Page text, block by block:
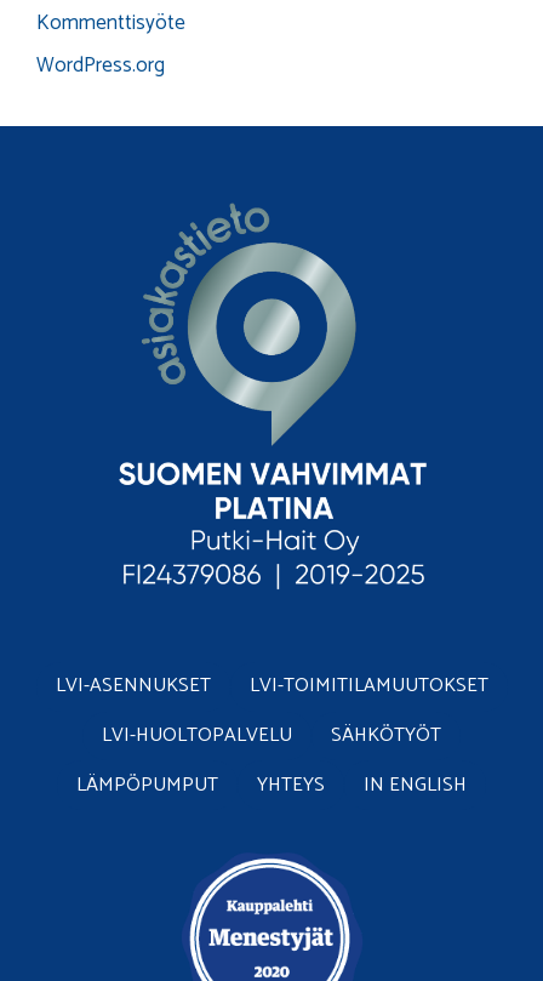
Kommenttisyöte
WordPress.org
LVI-ASENNUKSET
LVI-TOIMITILAMUUTOKSET
LVI-HUOLTOPALVELU
SÄHKÖTYÖT
LÄMPÖPUMPUT
YHTEYS IN ENGLISH